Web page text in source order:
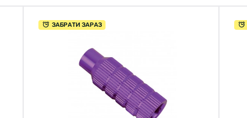
ЗАБРАТИ ЗАРАЗ